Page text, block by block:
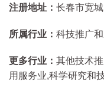
注册地址： 长春市宽
所属行业： 科技推广
更多行业： 其他技术
用服务业,科学研究和